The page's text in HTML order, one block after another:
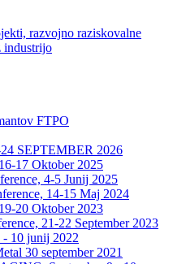
razvojno raziskovalne
industrijo
FTPO
SEPTEMBER 2026
17 Oktober 2025
4-5 Junij 2025
14-15 Maj 2024
20 Oktober 2023
21-22 September 2023
- 10 junij 2022
30 september 2021